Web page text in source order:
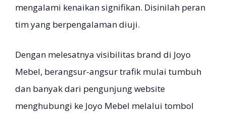
mengalami kenaikan signifikan. Disinilah peran
tim yang berpengalaman diuji.
Dengan melesatnya visibilitas brand di Joyo
Mebel, berangsur-angsur trafik mulai tumbuh
dan banyak dari pengunjung website
menghubungi ke Joyo Mebel melalui tombol